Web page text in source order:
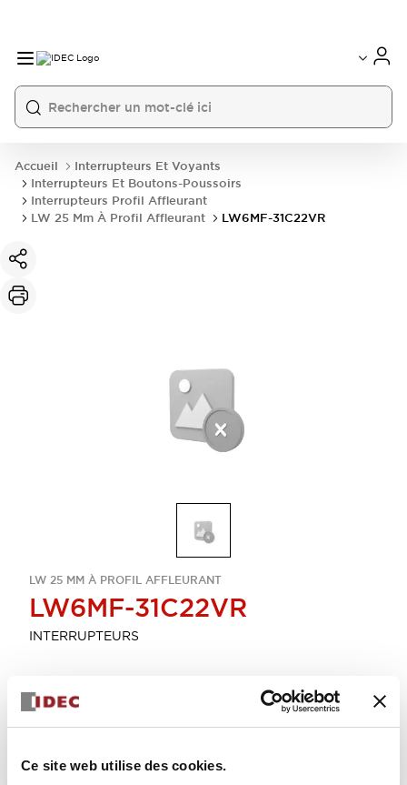
Ce site web utilise des cookies.
Accueil
Interrupteurs Et Voyants
Interrupteurs Et Boutons-Poussoirs
Interrupteurs Profil Affleurant
LW 25 Mm À Profil Affleurant
LW6MF-31C22VR
LW 25 MM À PROFIL AFFLEURANT
LW6MF-31C22VR
INTERRUPTEURS
Sélectionner la quantité